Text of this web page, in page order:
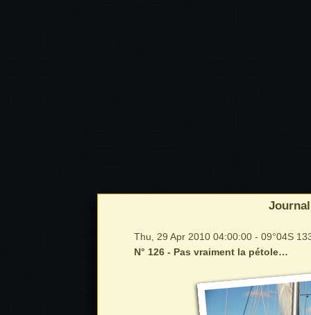
Thu, 29 Apr 2010 04:00:00 - 09°04S
N° 126 - Pas vraiment la pétole…